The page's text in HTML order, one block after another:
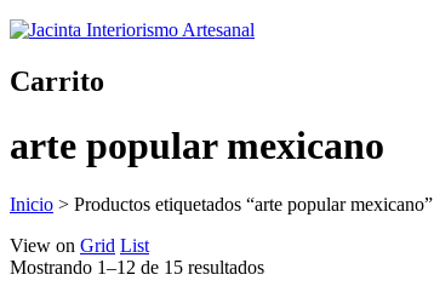
Carrito
arte popular mexicano
Inicio > Productos etiquetados “arte popular mexicano”
View on Grid List
Mostrando 1–12 de 15 resultados